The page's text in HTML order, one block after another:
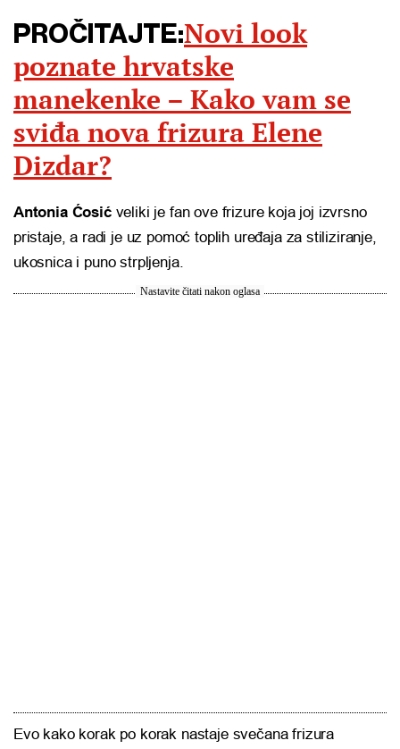
PROČITAJTE:Novi look
poznate hrvatske
manekenke – Kako vam se
sviđa nova frizura Elene
Dizdar?
Antonia Ćosićveliki je fan ove frizure koja joj izvrsno
pristaje, a radi je uz pomoć toplih uređaja za stiliziranje,
ukosnica i puno strpljenja.
Nastavite čitati nakon oglasa
Evo kako korak po korak nastaje svečana frizura